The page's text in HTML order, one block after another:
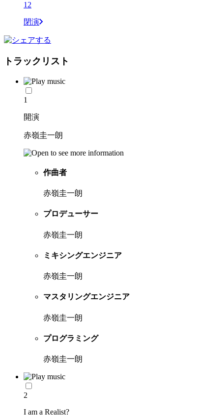
12
閉演
トラックリスト
1
開演
赤嶺圭一朗
作曲者
赤嶺圭一朗
プロデューサー
赤嶺圭一朗
ミキシングエンジニア
赤嶺圭一朗
マスタリングエンジニア
赤嶺圭一朗
プログラミング
赤嶺圭一朗
2
I am a Realist?